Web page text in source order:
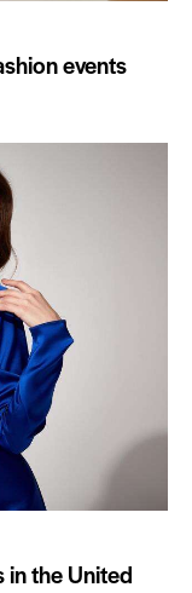
events
in the United